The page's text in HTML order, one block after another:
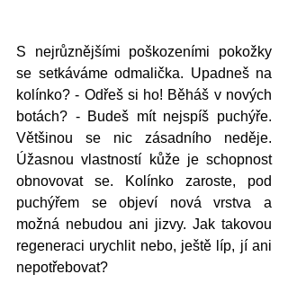
S nejrůznějšími poškozeními pokožky
se setkáváme odmalička. Upadneš na
kolínko? - Odřeš si ho! Běháš v nových
botách? - Budeš mít nejspíš puchýře.
Většinou se nic zásadního neděje.
Úžasnou vlastností kůže je schopnost
obnovovat se. Kolínko zaroste, pod
puchýřem se objeví nová vrstva a
možná nebudou ani jizvy. Jak takovou
regeneraci urychlit nebo, ještě líp, jí ani
nepotřebovat?